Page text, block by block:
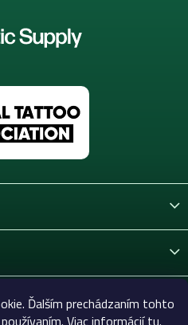
Ďalším prechádzaním tohto
Viac informáciítu.